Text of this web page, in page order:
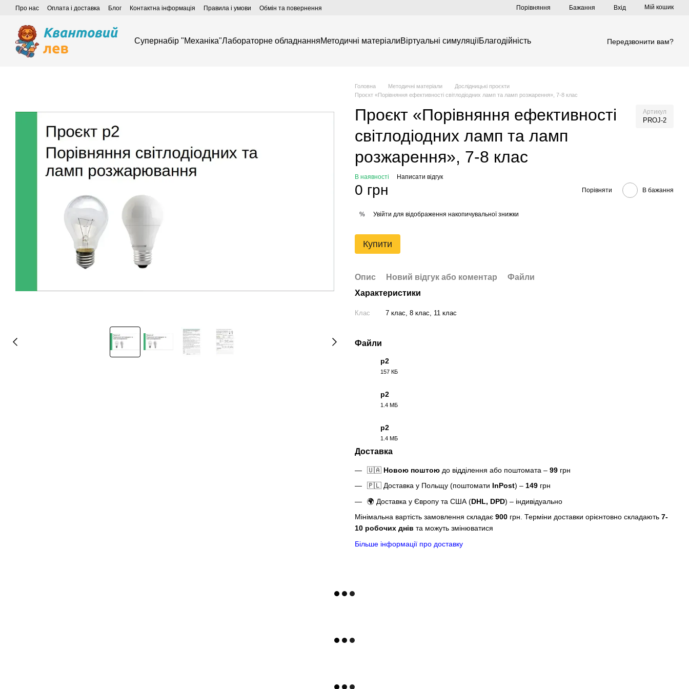
Перейти до основного контенту
Про нас Оплата і доставка Блог Контактна інформація Правила і умови Обмін та повернення Порівняння Бажання Вхід Мій кошик
Супернабір "Механіка"Лабораторне обладнанняМетодичні матеріалиВіртуальні симуляціїБлагодійність Передзвонити вам?
Головна Методичні матеріали
Дослідницькі проєкти
Проєкт «Порівняння ефективності світлодіодних ламп та ламп розжарення», 7-8 клас
Проєкт «Порівняння ефективності
світлодіодних ламп та ламп
розжарення», 7-8 клас
Артикул
PROJ-2
В наявності Написати відгук
0 грн Порівняти В бажання
% Увійти для відображення накопичувальної знижки
Купити
Опис Новий відгук або коментар
Файли
Характеристики
Клас 7 клас, 8 клас, 11 клас
Файли
p2
157 КБ
p2
1.4 МБ
p2
1.4 МБ
Доставка
🇺🇦 Новою поштою до відділення або поштомата – 99 грн
🇵🇱 Доставка у Польщу (поштомати InPost) – 149 грн
🌍 Доставка у Європу та США (DHL, DPD) – індивідуально
Мінімальна вартість замовлення складає 900 грн. Терміни доставки орієнтовно складають 7-
10 робочих днів та можуть змінюватися
Більше інформації про доставку